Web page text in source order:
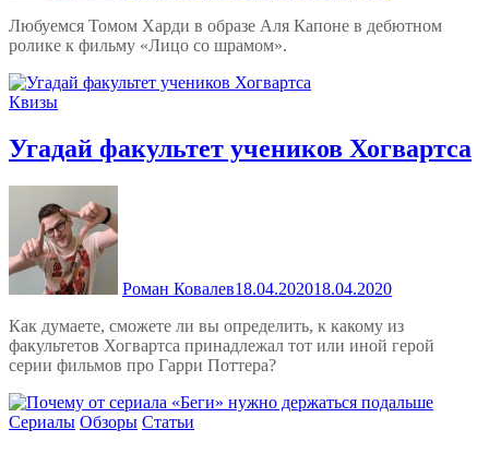
Любуемся Томом Харди в образе Аля Капоне в дебютном
ролике к фильму «Лицо со шрамом».
Квизы
Угадай факультет учеников Хогвартса
Роман Ковалев18.04.202018.04.2020
Как думаете, сможете ли вы определить, к какому из
факультетов Хогвартса принадлежал тот или иной герой
серии фильмов про Гарри Поттера?
Сериалы Обзоры Статьи